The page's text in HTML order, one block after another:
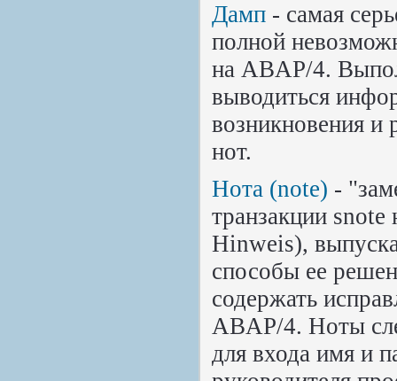
Дамп - самая
полной
на ABAP/4.
выводиться
возникновения и
нот.
Нота (note) -
транзакции
Hinweis),
способы ее
содержать
ABAP/4. Ноты
для входа имя и